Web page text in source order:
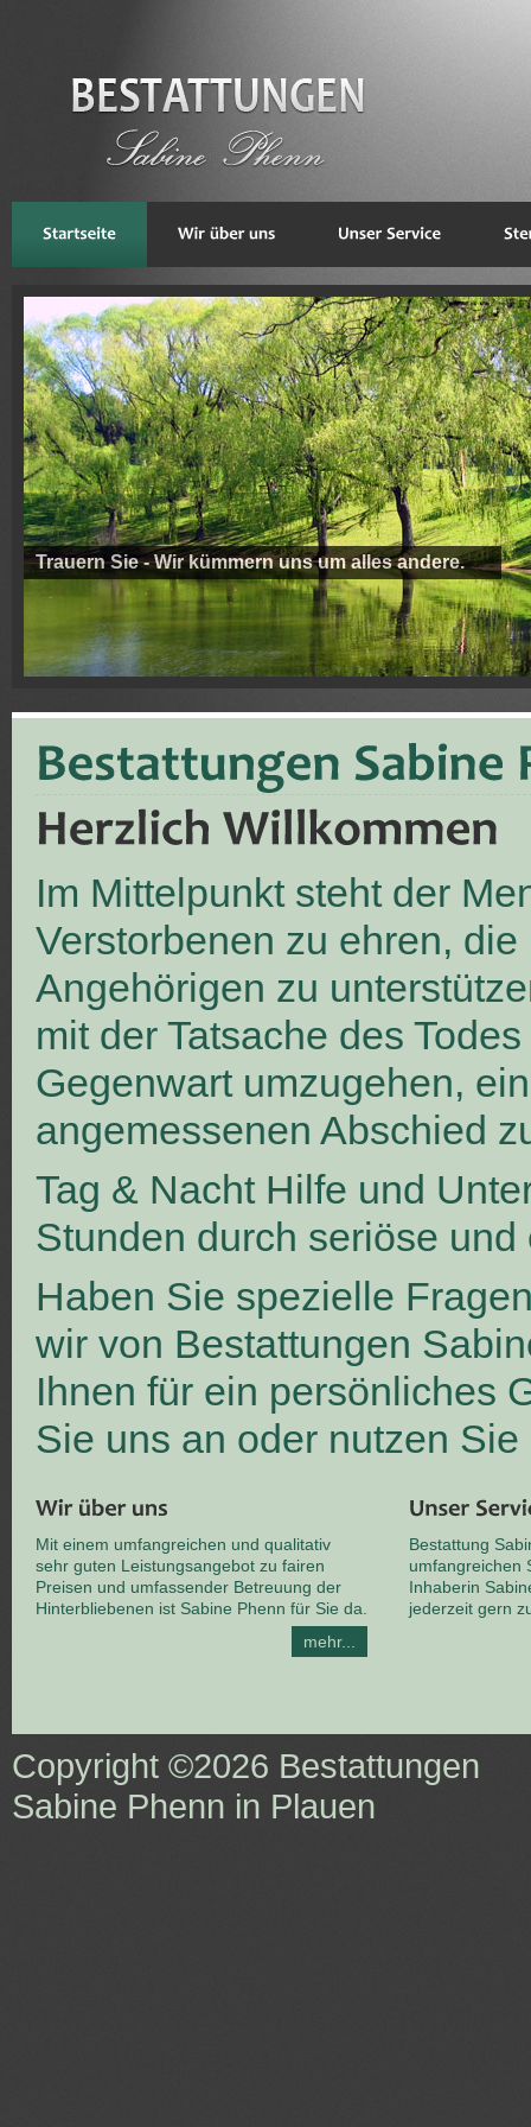
Trauern Sie - Wir kümmern uns um alles andere.
Im Mittelpunkt steht der
Verstorbenen zu ehren, die
Angehörigen zu
mit der Tatsache des
Gegenwart umzugehen,
angemessenen Abschied
Tag & Nacht Hilfe und
Stunden durch seriöse
Haben Sie spezielle
wir von Bestattungen
Ihnen für ein persönliches
Sie uns an oder nutzen
Mit einem umfangreichen und qualitativ
sehr guten Leistungsangebot zu fairen
Preisen und umfassender Betreuung der
Hinterbliebenen ist Sabine Phenn für Sie da.
mehr...
Bestattung
umfangreichen
Inhaberin
jederzeit gern
Copyright ©2026 Bestattungen
Sabine Phenn in Plauen